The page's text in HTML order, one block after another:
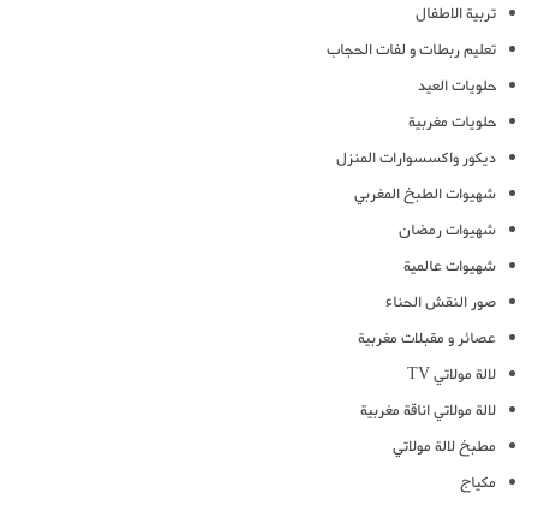
تربية الاطفال
تعليم ربطات و لفات الحجاب
حلويات العيد
حلويات مغربية
ديكور واكسسوارات المنزل
شهيوات الطبخ المغربي
شهيوات رمضان
شهيوات عالمية
صور النقش الحناء
عصائر و مقبلات مغربية
لالة مولاتي TV
لالة مولاتي اناقة مغربية
مطبخ لالة مولاتي
مكياج